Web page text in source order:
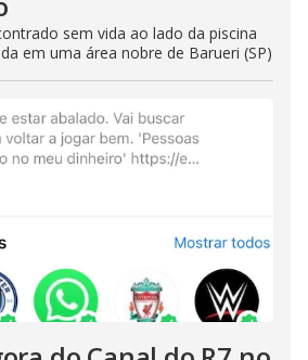
sem vida ao lado da piscina
em uma área nobre de Barueri (SP)